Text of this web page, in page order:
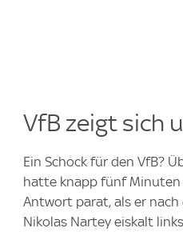
VfB zeigt sich
Ein Schock für den VfB?
hatte knapp fünf
Antwort parat, als er
Nikolas Nartey eiskalt